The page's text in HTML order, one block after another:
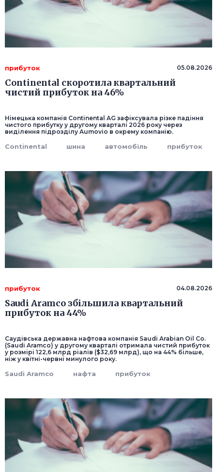
прибуток 05.08.2026
Continental скоротила квартальний
чистий прибуток на 46%
Німецька компанія Continental AG зафіксувала різке падіння
чистого прибутку у другому кварталі 2026 року через
виділення підрозділу Aumovio в окрему компанію.
Continental шина автомобіль прибуток
прибуток 04.08.2026
Saudi Aramco збільшила квартальний
прибуток на 44%
Саудівська державна нафтова компанія Saudi Arabian Oil Co.
(Saudi Aramco) у другому кварталі отримала чистий прибуток
у розмірі 122,6 млрд ріалів ($32,69 млрд), що на 44% більше,
ніж у квітні-червні минулого року.
Saudi Aramco нафта прибуток